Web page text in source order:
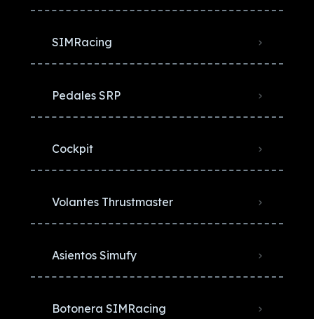
SIMRacing
Pedales SRP
Cockpit
Volantes Thrustmaster
Asientos Simufy
Botonera SIMRacing